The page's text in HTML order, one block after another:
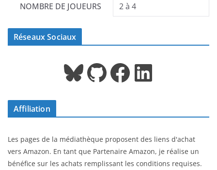
NOMBRE DE JOUEURS
2 à 4
Réseaux Sociaux
Bluesky GitHub Facebook LinkedIn
Affiliation
Les pages de la médiathèque proposent des liens d'achat
vers Amazon. En tant que Partenaire Amazon, je réalise un
bénéfice sur les achats remplissant les conditions requises.